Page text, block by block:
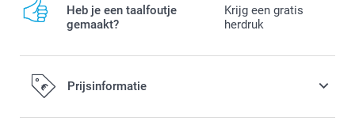
Heb je een taalfoutje
gemaakt?
Krijg een gratis
herdruk
Prijsinformatie